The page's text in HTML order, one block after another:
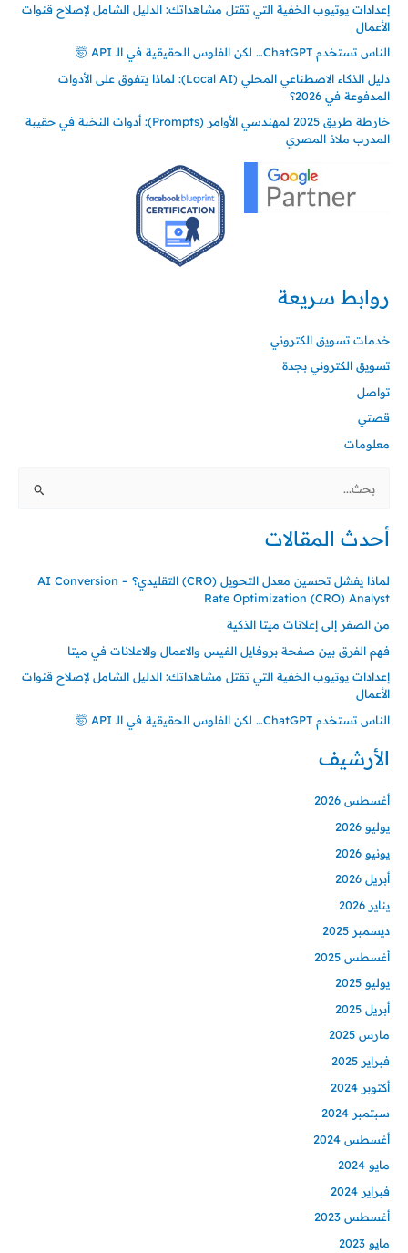
إعدادات يوتيوب الخفية التي تقتل مشاهداتك: الدليل الشامل لإصلاح قنوات
الأعمال
الناس تستخدم ChatGPT… لكن الفلوس الحقيقية في الـ API 🤯
دليل الذكاء الاصطناعي المحلي (Local AI): لماذا يتفوق على الأدوات
المدفوعة في 2026؟
خارطة طريق 2025 لمهندسي الأوامر (Prompts): أدوات النخبة في حقيبة
المدرب ملاذ المصري
روابط سريعة
خدمات تسويق الكتروني
تسويق الكتروني بجدة
تواصل
قصتي
معلومات
ث
ع
ن
:
أحدث المقالات
لماذا يفشل تحسين معدل التحويل (CRO) التقليدي؟ – AI Conversion
Rate Optimization (CRO) Analyst
من الصفر إلى إعلانات ميتا الذكية
فهم الفرق بين صفحة بروفايل الفيس والاعمال والاعلانات في ميتا
إعدادات يوتيوب الخفية التي تقتل مشاهداتك: الدليل الشامل لإصلاح قنوات
الأعمال
الناس تستخدم ChatGPT… لكن الفلوس الحقيقية في الـ API 🤯
الأرشيف
أغسطس 2026
يوليو 2026
يونيو 2026
أبريل 2026
يناير 2026
ديسمبر 2025
أغسطس 2025
يوليو 2025
أبريل 2025
مارس 2025
فبراير 2025
أكتوبر 2024
سبتمبر 2024
أغسطس 2024
مايو 2024
فبراير 2024
أغسطس 2023
مايو 2023